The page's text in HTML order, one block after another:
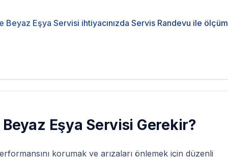
Beyaz Eşya Servisi ihtiyacınızda Servis Randevu ile ölçüm,
Eşya Servisi Gerekir?
korumak ve arızaları önlemek için düzenli